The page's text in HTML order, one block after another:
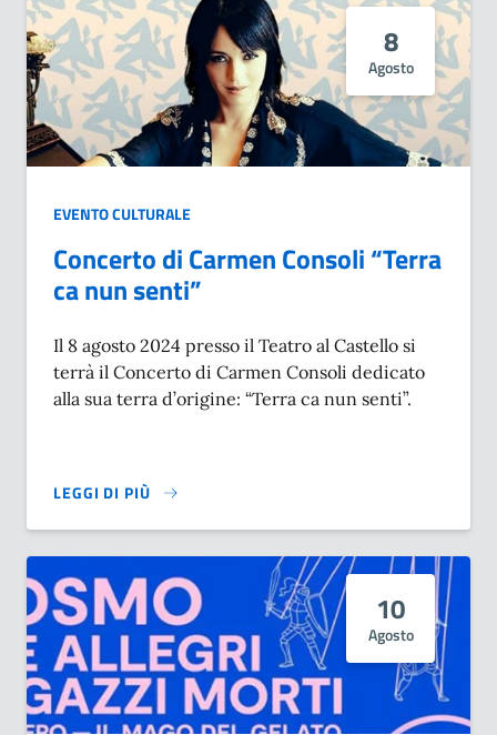
8
Agosto
EVENTO CULTURALE
Concerto di Carmen Consoli “Terra
ca nun senti”
Il 8 agosto 2024 presso il Teatro al Castello si
terrà il Concerto di Carmen Consoli dedicato
alla sua terra d’origine: “Terra ca nun senti”.
LEGGI DI PIÙ
SU CONCERTO DI CARMEN CONSOLI “TERRA CA NUN
10
Agosto